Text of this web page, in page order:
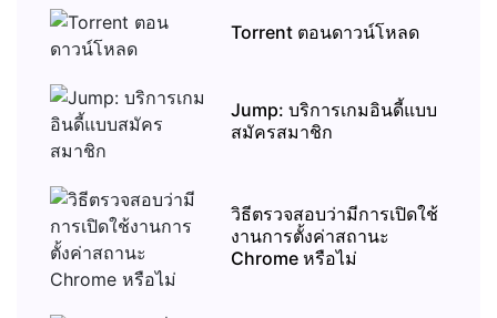
Torrent ตอนดาวน์โหลด
Jump: บริการเกมอินดี้แบบ
สมัครสมาชิก
วิธีตรวจสอบว่ามีการเปิดใช้
งานการตั้งค่าสถานะ
Chrome หรือไม่